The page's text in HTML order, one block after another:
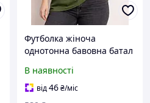
Футболка жіноча
однотонна бавовна батал
В наявності
від46₴/міс